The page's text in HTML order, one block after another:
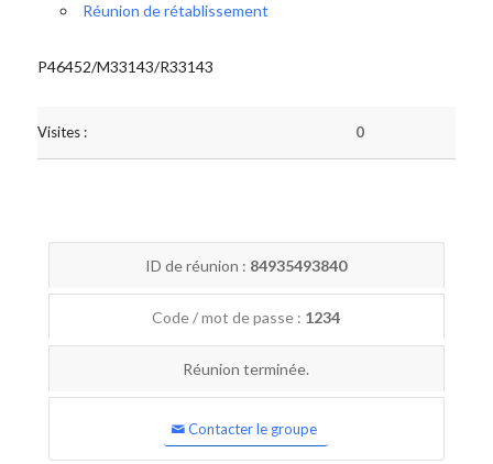
Réunion de rétablissement
P46452/M33143/R33143
Visites : 0
ID de réunion : 84935493840
Code / mot de passe : 1234
Réunion terminée.
Contacter le groupe